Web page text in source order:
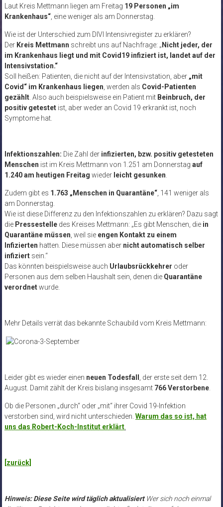
Laut Kreis Mettmann liegen am Freitag 19 Personen „im
Krankenhaus“, eine weniger als am Donnerstag.
Wie ist der Unterschied zum DIVI Intensivregister zu erklären?
Der Kreis Mettmann schreibt uns auf Nachfrage: „ Nicht jeder, der
im Krankenhaus liegt und mit Covid19 infiziert ist, landet auf der
Intensivstation.“
Soll heißen: Patienten, die nicht auf der Intensivstation, aber „mit
Covid“ im Krankenhaus liegen, werden als Covid-Patienten
gezählt. Also auch beispielsweise ein Patient mit Beinbruch, der
positiv getestetist, aber weder an Covid 19 erkrankt ist, noch
Symptome hat.
Infektionszahlen: Die Zahl der infizierten, bzw. positiv getesteten
Menschen ist im Kreis Mettmann von 1.251 am Donnerstag auf
1.240 am heutigen Freitag wiederleicht gesunken.
Zudem gibt es 1.763 „Menschen in Quarantäne“, 141 weniger als
am Donnerstag.
Wie ist diese Differenz zu den Infektionszahlen zu erklären? Dazu sagt
die Pressestelledes Kreises Mettmann: „Es gibt Menschen, die in
Quarantäne müssen, weil sie engen Kontakt zu einem
Infizierten hatten. Diese müssen aber nicht automatisch selber
infiziertsein.“
Das könnten beispielsweise auch Urlaubsrückkehrer oder
Personen aus dem selben Haushalt sein, denen die Quarantäne
verordnetwurde.
Mehr Details verrät das bekannte Schaubild vom Kreis Mettmann:
Leider gibt es wieder einen neuen Todesfall
, der erste seit dem 12.
August. Damit zählt der Kreis bislang insgesamt 766 Verstorbene.
Ob die Personen „durch“ oder „mit“ ihrer Covid 19-Infektion
verstorben sind, wird nicht unterschieden. Warum das so ist, hat
uns das Robert-Koch-Institut erklärt.
[zurück]
Hinweis: Diese Seite wird täglich aktualisiert Wer sich noch einmal